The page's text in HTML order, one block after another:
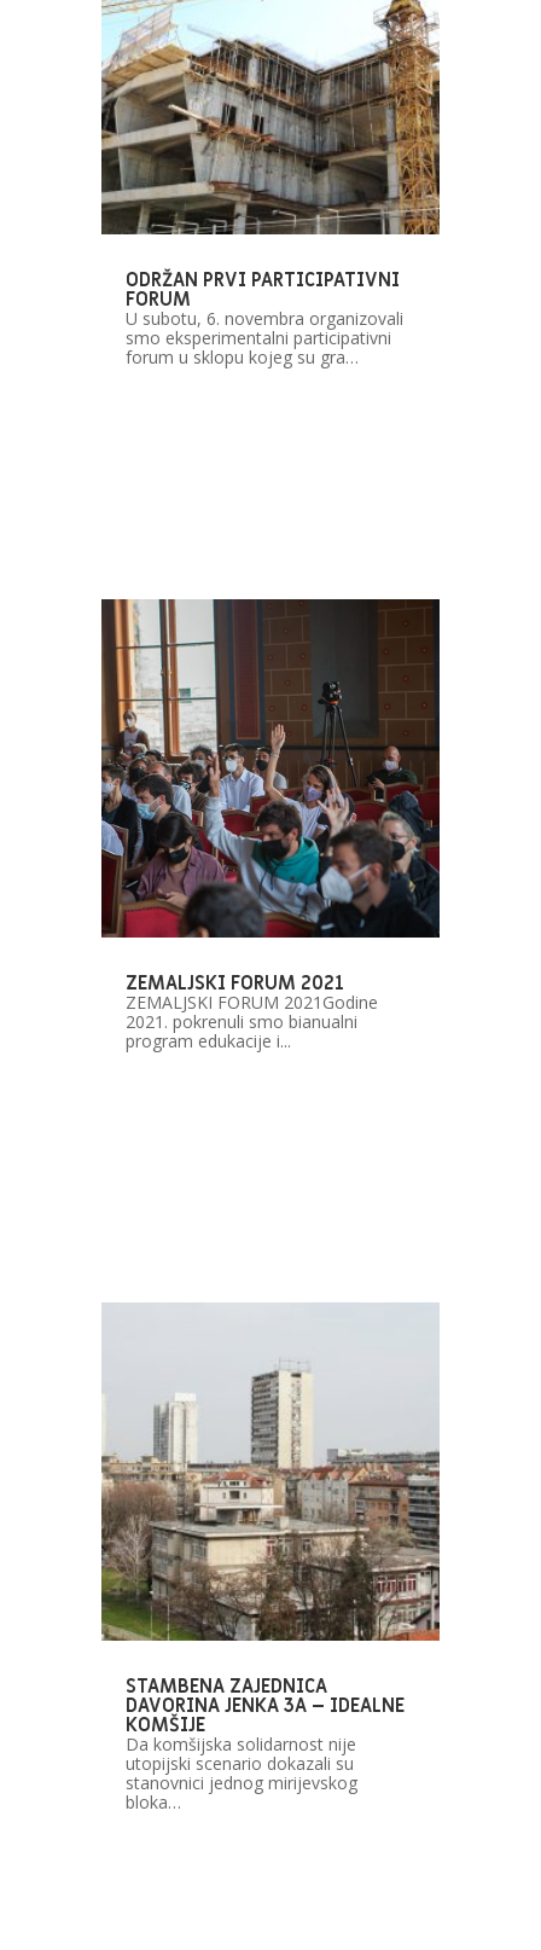
ODRŽAN PRVI PARTICIPATIVNI
FORUM
U subotu, 6. novembra organizovali
smo eksperimentalni participativni
forum u sklopu kojeg su gra…
ZEMALJSKI FORUM 2021
ZEMALJSKI FORUM 2021Godine
2021. pokrenuli smo bianualni
program edukacije i...
STAMBENA ZAJEDNICA
DAVORINA JENKA 3A – IDEALNE
KOMŠIJE
Da komšijska solidarnost nije
utopijski scenario dokazali su
stanovnici jednog mirijevskog
bloka…